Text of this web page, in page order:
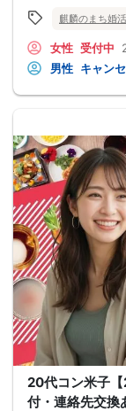
麒麟のまち婚
女性 受付中
男性 キャン
20代コン米子
付・連絡先交換